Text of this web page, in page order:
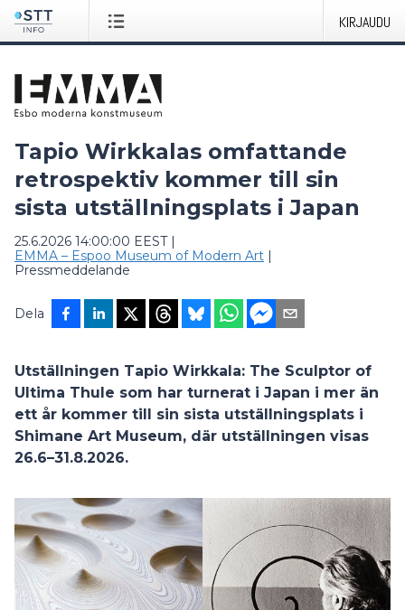
KIRJAUDU
Tapio Wirkkalas omfattande
retrospektiv kommer till sin
sista utställningsplats i Japan
25.6.2026 14:00:00 EEST|
EMMA – Espoo Museum of Modern Art |
Pressmeddelande
Dela
Utställningen Tapio Wirkkala: The Sculptor of
Ultima Thule som har turnerat i Japan i mer än
ett år kommer till sin sista utställningsplats i
Shimane Art Museum, där utställningen visas
26.6–31.8.2026.